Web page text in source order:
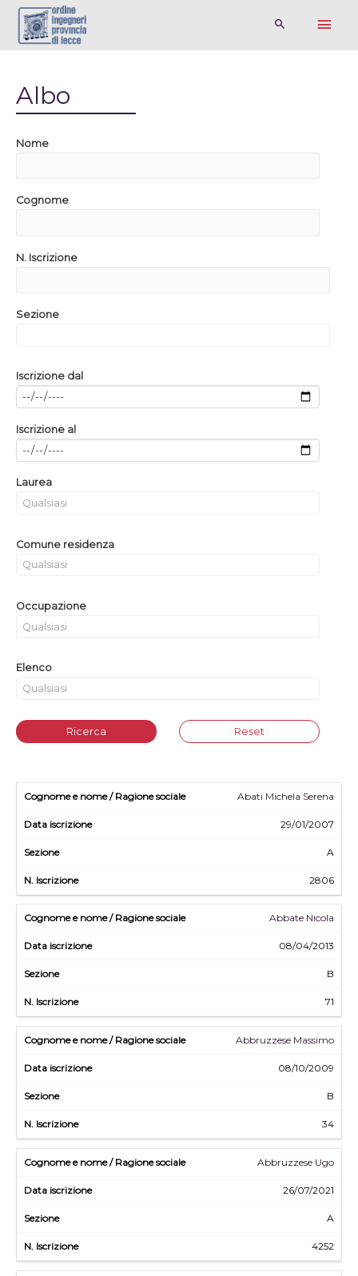
Albo
Nome
Cognome
N. Iscrizione
Sezione
Iscrizione dal
Iscrizione al
Laurea
Comune residenza
Occupazione
Elenco
Ricerca Reset
Abati Michela Serena
29/01/2007
A
2806
Abbate Nicola
08/04/2013
B
71
Abbruzzese Massimo
08/10/2009
B
34
Abbruzzese Ugo
26/07/2021
A
4252